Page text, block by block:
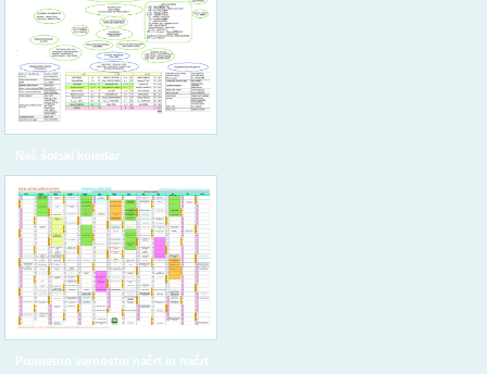
Naš šolski koledar
Prometno varnostni načrt in načrt